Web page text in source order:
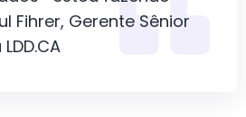
Fihrer, Gerente Sênior